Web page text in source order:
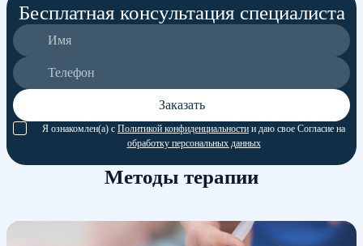
Бесплатная консультация специалиста
Заказать
Я ознакомлен(а) с Политикой конфиденциальности и даю свое Согласие на
обработку персональных данных
Методы терапии